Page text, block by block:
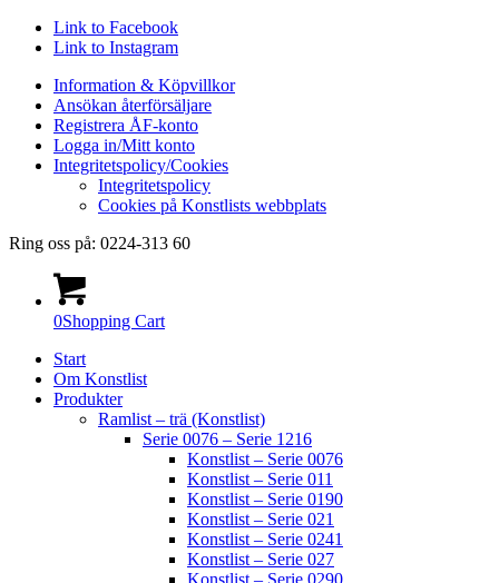
Link to Facebook
Link to Instagram
Information & Köpvillkor
Ansökan återförsäljare
Registrera ÅF-konto
Logga in/Mitt konto
Integritetspolicy/Cookies
Integritetspolicy
Cookies på Konstlists webbplats
Ring oss på: 0224-313 60
0Shopping Cart
Start
Om Konstlist
Produkter
Ramlist – trä (Konstlist)
Serie 0076 – Serie 1216
Konstlist – Serie 0076
Konstlist – Serie 011
Konstlist – Serie 0190
Konstlist – Serie 021
Konstlist – Serie 0241
Konstlist – Serie 027
Konstlist – Serie 0290